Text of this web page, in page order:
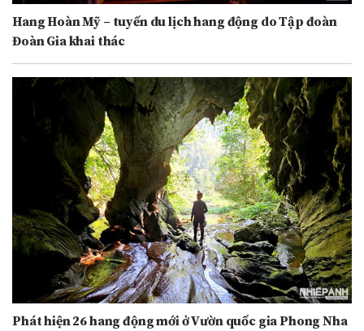
Hang Hoàn Mỹ – tuyến du lịch hang động do Tập đoàn
Đoàn Gia khai thác
Phát hiện 26 hang động mới ở Vườn quốc gia Phong Nha